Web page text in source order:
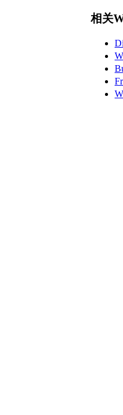
相关